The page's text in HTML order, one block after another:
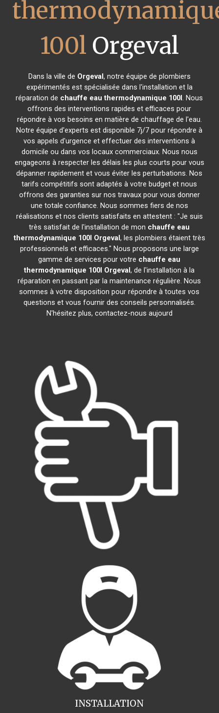
100l Orgeval
Dans la ville de Orgeval, notre équipe de plombiers
expérimentés est spécialisée dans l'installation et la
réparation de chauffe eau thermodynamique 100l. Nous
offrons des interventions rapides et efficaces pour
répondre à vos besoins en matière de chauffage de l'eau.
Notre équipe d'experts est disponible 7j/7 pour répondre à
vos appels d'urgence et effectuer des interventions à
domicile ou dans vos locaux commerciaux. Nous nous
engageons à respecter les délais les plus courts pour vous
dépanner rapidement et vous éviter les perturbations. Nos
tarifs compétitifs sont adaptés à votre budget et nous
offrons des garanties sur nos travaux pour vous donner
une totale confiance. Nous sommes fiers de nos
réalisations et nos clients satisfaits en attestent : "Je suis
très satisfait de l'installation de mon chauffe eau
thermodynamique 100l Orgeval, les plombiers étaient très
professionnels et efficaces." Nous proposons une large
gamme de services pour votre chauffe eau
thermodynamique 100l Orgeval, de l'installation à la
réparation en passant par la maintenance régulière. Nous
sommes à votre disposition pour répondre à toutes vos
questions et vous fournir des conseils personnalisés.
N'hésitez plus, contactez-nous aujourd
INSTALLATION